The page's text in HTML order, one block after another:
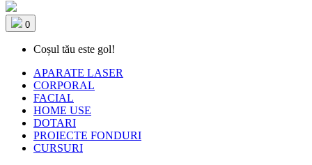
0
Coșul tău este gol!
APARATE LASER
CORPORAL
FACIAL
HOME USE
DOTARI
PROIECTE FONDURI
CURSURI